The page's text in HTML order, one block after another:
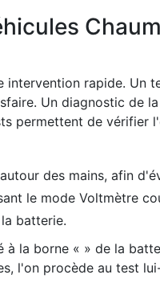
intervention rapide. Un
Un diagnostic de
permettent de vérifier
des mains, afin
le mode Voltmètre
batterie.
la borne « » de la
l'on procède au test